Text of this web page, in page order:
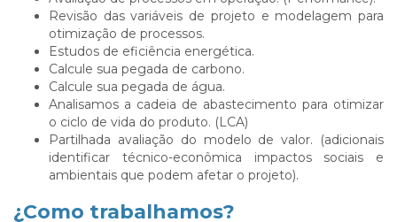
Revisão das variáveis de projeto e modelagem para
otimização de processos.
Estudos de eficiência energética.
Calcule sua pegada de carbono.
Calcule sua pegada de água.
Analisamos a cadeia de abastecimento para otimizar
o ciclo de vida do produto. (LCA)
Partilhada avaliação do modelo de valor. (adicionais
identificar técnico-econômica impactos sociais e
ambientais que podem afetar o projeto).
¿Como trabalhamos?